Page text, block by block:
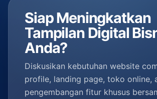
Siap Meningkatkan
Tampilan Digital
Anda?
Diskusikan kebutuhan website
profile, landing page, toko online,
pengembangan fitur khusus